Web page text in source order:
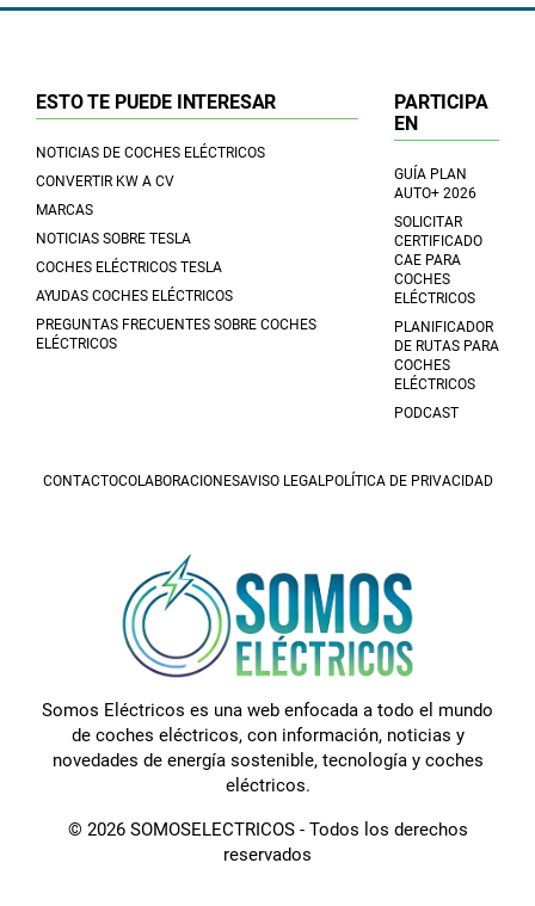
ESTO TE PUEDE INTERESAR
NOTICIAS DE COCHES ELÉCTRICOS
CONVERTIR KW A CV
MARCAS
NOTICIAS SOBRE TESLA
COCHES ELÉCTRICOS TESLA
AYUDAS COCHES ELÉCTRICOS
PREGUNTAS FRECUENTES SOBRE COCHES
ELÉCTRICOS
PARTICIPA
EN
GUÍA PLAN
AUTO+ 2026
SOLICITAR
CERTIFICADO
CAE PARA
COCHES
ELÉCTRICOS
PLANIFICADOR
DE RUTAS PARA
COCHES
ELÉCTRICOS
PODCAST
CONTACTOCOLABORACIONESAVISO LEGALPOLÍTICA DE PRIVACIDAD
Somos Eléctricos es una web enfocada a todo el mundo
de coches eléctricos, con información, noticias y
novedades de energía sostenible, tecnología y coches
eléctricos.
© 2026 SOMOSELECTRICOS - Todos los derechos
reservados